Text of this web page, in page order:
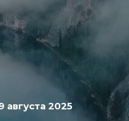
августа 2025